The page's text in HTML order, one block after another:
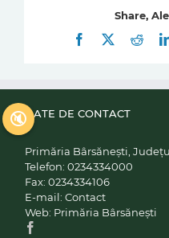
Share,
Facebook
DATE DE CONTACT
Primăria Bârsănești,
Telefon: 0234334000
Fax: 0234334106
E-mail: Contact
Web: Primăria Bârsănești
🔇